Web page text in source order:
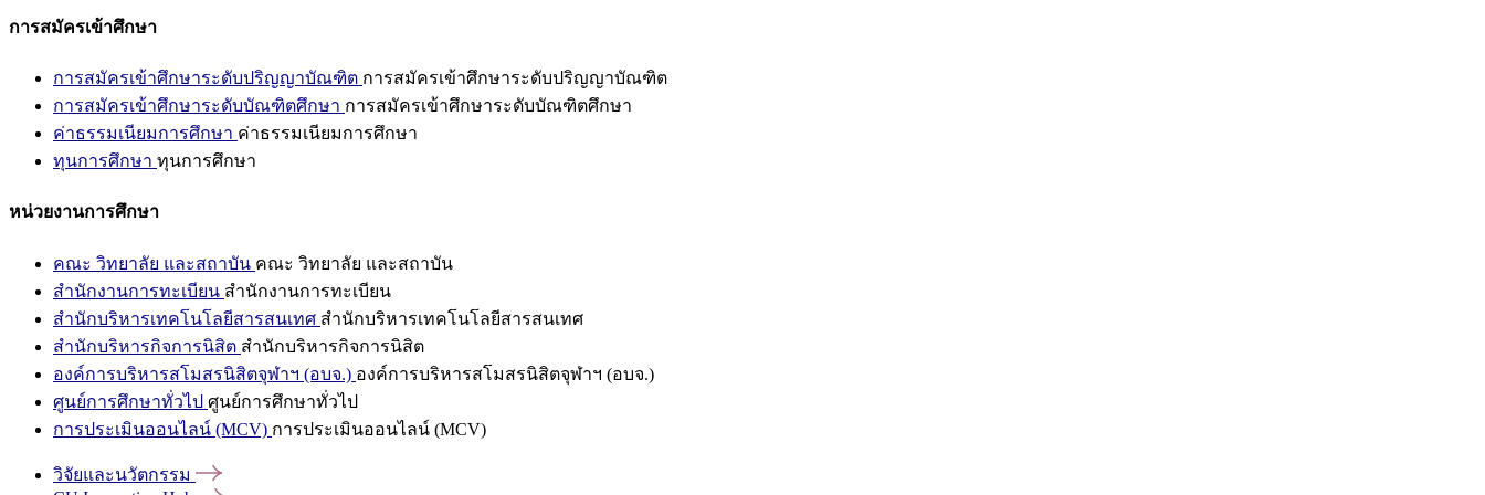
การสมัครเข้าศึกษา
การสมัครเข้าศึกษาระดับปริญญาบัณฑิต การสมัครเข้าศึกษาระดับปริญญาบัณฑิต
การสมัครเข้าศึกษาระดับบัณฑิตศึกษา การสมัครเข้าศึกษาระดับบัณฑิตศึกษา
ค่าธรรมเนียมการศึกษา ค่าธรรมเนียมการศึกษา
ทุนการศึกษา ทุนการศึกษา
หน่วยงานการศึกษา
คณะ วิทยาลัย และสถาบัน คณะ วิทยาลัย และสถาบัน
สำนักงานการทะเบียน สำนักงานการทะเบียน
สำนักบริหารเทคโนโลยีสารสนเทศ สำนักบริหารเทคโนโลยีสารสนเทศ
สำนักบริหารกิจการนิสิต สำนักบริหารกิจการนิสิต
องค์การบริหารสโมสรนิสิตจุฬาฯ (อบจ.) องค์การบริหารสโมสรนิสิตจุฬาฯ (อบจ.)
ศูนย์การศึกษาทั่วไป ศูนย์การศึกษาทั่วไป
การประเมินออนไลน์ (MCV) การประเมินออนไลน์ (MCV)
วิจัยและนวัตกรรม